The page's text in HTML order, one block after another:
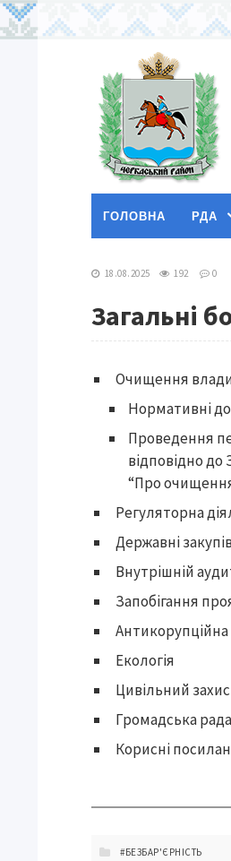
ГОЛОВНА РДА
18.08.2025 192 0
Загальні
Очищення
Нормативні
Проведення
відповідно до
“Про
Регуляторна
Державні
Внутрішній
Запобігання
Антикорупційна
Екологія
Цивільний
Громадська
Корисні
#БЕЗБАР'ЄРНІСТЬ